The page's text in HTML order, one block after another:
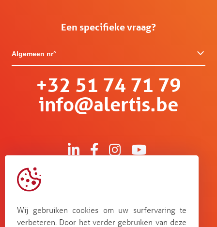
Een specifieke vraag?
Algemeen nr°
+32 51 74 71 79
info@alertis.be
Bosstraat 67
Wij gebruiken cookies om uw surfervaring te
verbeteren. Door het verder gebruiken van deze